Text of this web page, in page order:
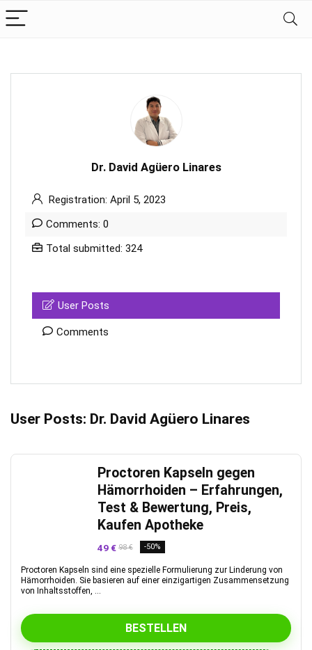
Dr. David Agüero Linares
Registration: April 5, 2023
Comments: 0
Total submitted: 324
User Posts
Comments
User Posts: Dr. David Agüero Linares
Proctoren Kapseln gegen
Hämorrhoiden – Erfahrungen,
Test & Bewertung, Preis,
Kaufen Apotheke
49 € 98 € -50%
Proctoren Kapseln sind eine spezielle Formulierung zur Linderung von
Hämorrhoiden. Sie basieren auf einer einzigartigen Zusammensetzung
von Inhaltsstoffen, ...
BESTELLEN